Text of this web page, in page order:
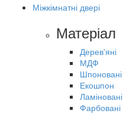
Міжкімнатні двері
Матеріал
Дерев'яні
МДФ
Шпоновані
Екошпон
Ламіновані
Фарбовані